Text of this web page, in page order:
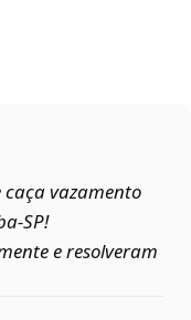
vazamento
e resolveram